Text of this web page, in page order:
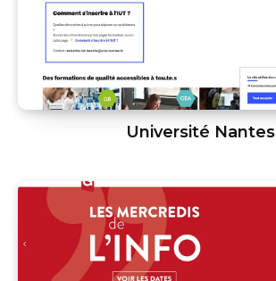
Université Nantes